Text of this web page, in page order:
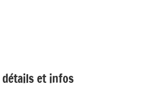
et infos